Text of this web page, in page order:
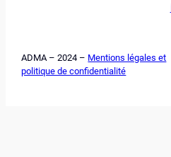
ADMA – 2024 – Mentions légales et
politique de confidentialité